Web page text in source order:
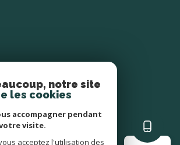
notre site
les cookies
accompagner pendant
visite.
acceptez l'utilisation des